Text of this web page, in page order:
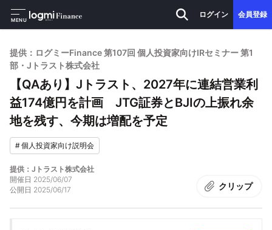
MENU
ログイン 会員登録
提供：ログミーFinance 第107回 個人投資家向けIRセミナー 第1
部・Jトラスト株式会社
【QAあり】Jトラスト、2027年に連結営業利
益174億円を計画 JTG証券とBJIの上振れ余
地を残す、今期は増配を予定
#個人投資家向け説明会
提供：Jトラスト株式会社
開催日 2025/06/07
公開日 2025/06/17 クリップ